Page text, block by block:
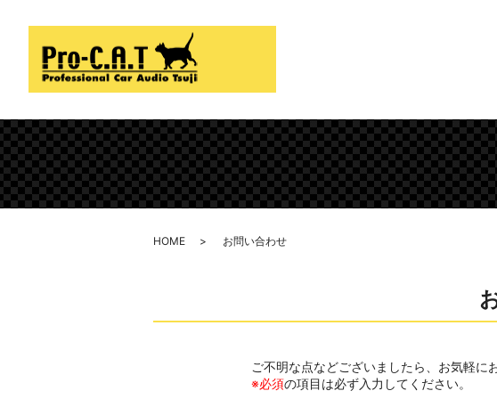
HOME お問い合わせ
ご不明な点などございましたら、お気軽に
※必須の項目は必ず入力してください。